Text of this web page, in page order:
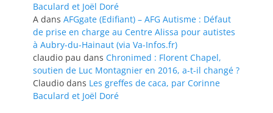
Baculard et Joël Doré
A dans AFGgate (Edifiant) – AFG Autisme : Défaut
de prise en charge au Centre Alissa pour autistes
à Aubry-du-Hainaut (via Va-Infos.fr)
claudio pau dans Chronimed : Florent Chapel,
soutien de Luc Montagnier en 2016, a-t-il changé ?
Claudio dans Les greffes de caca, par Corinne
Baculard et Joël Doré